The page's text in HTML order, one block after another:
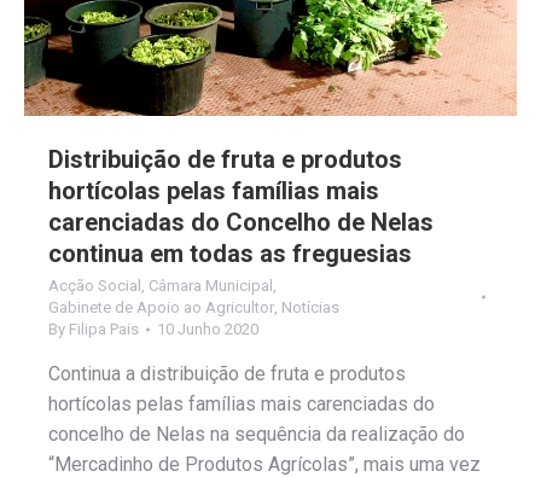
Distribuição de fruta e produtos
hortícolas pelas famílias mais
carenciadas do Concelho de Nelas
continua em todas as freguesias
Acção Social Câmara Municipal
Gabinete de Apoio ao Agricultor Notícias
By Filipa Pais 10 Junho 2020
Continua a distribuição de fruta e produtos
hortícolas pelas famílias mais carenciadas do
concelho de Nelas na sequência da realização do
“Mercadinho de Produtos Agrícolas”, mais uma vez